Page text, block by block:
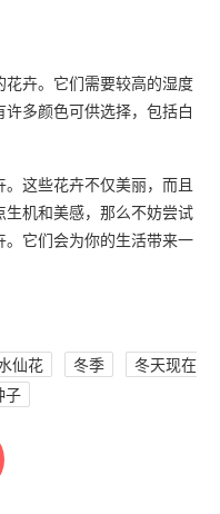
卉。它们需要较高的湿度
多颜色可供选择，包括白
这些花卉不仅美丽，而且
机和美感，那么不妨尝试
它们会为你的生活带来一
仙花 冬季
冬天现在
子